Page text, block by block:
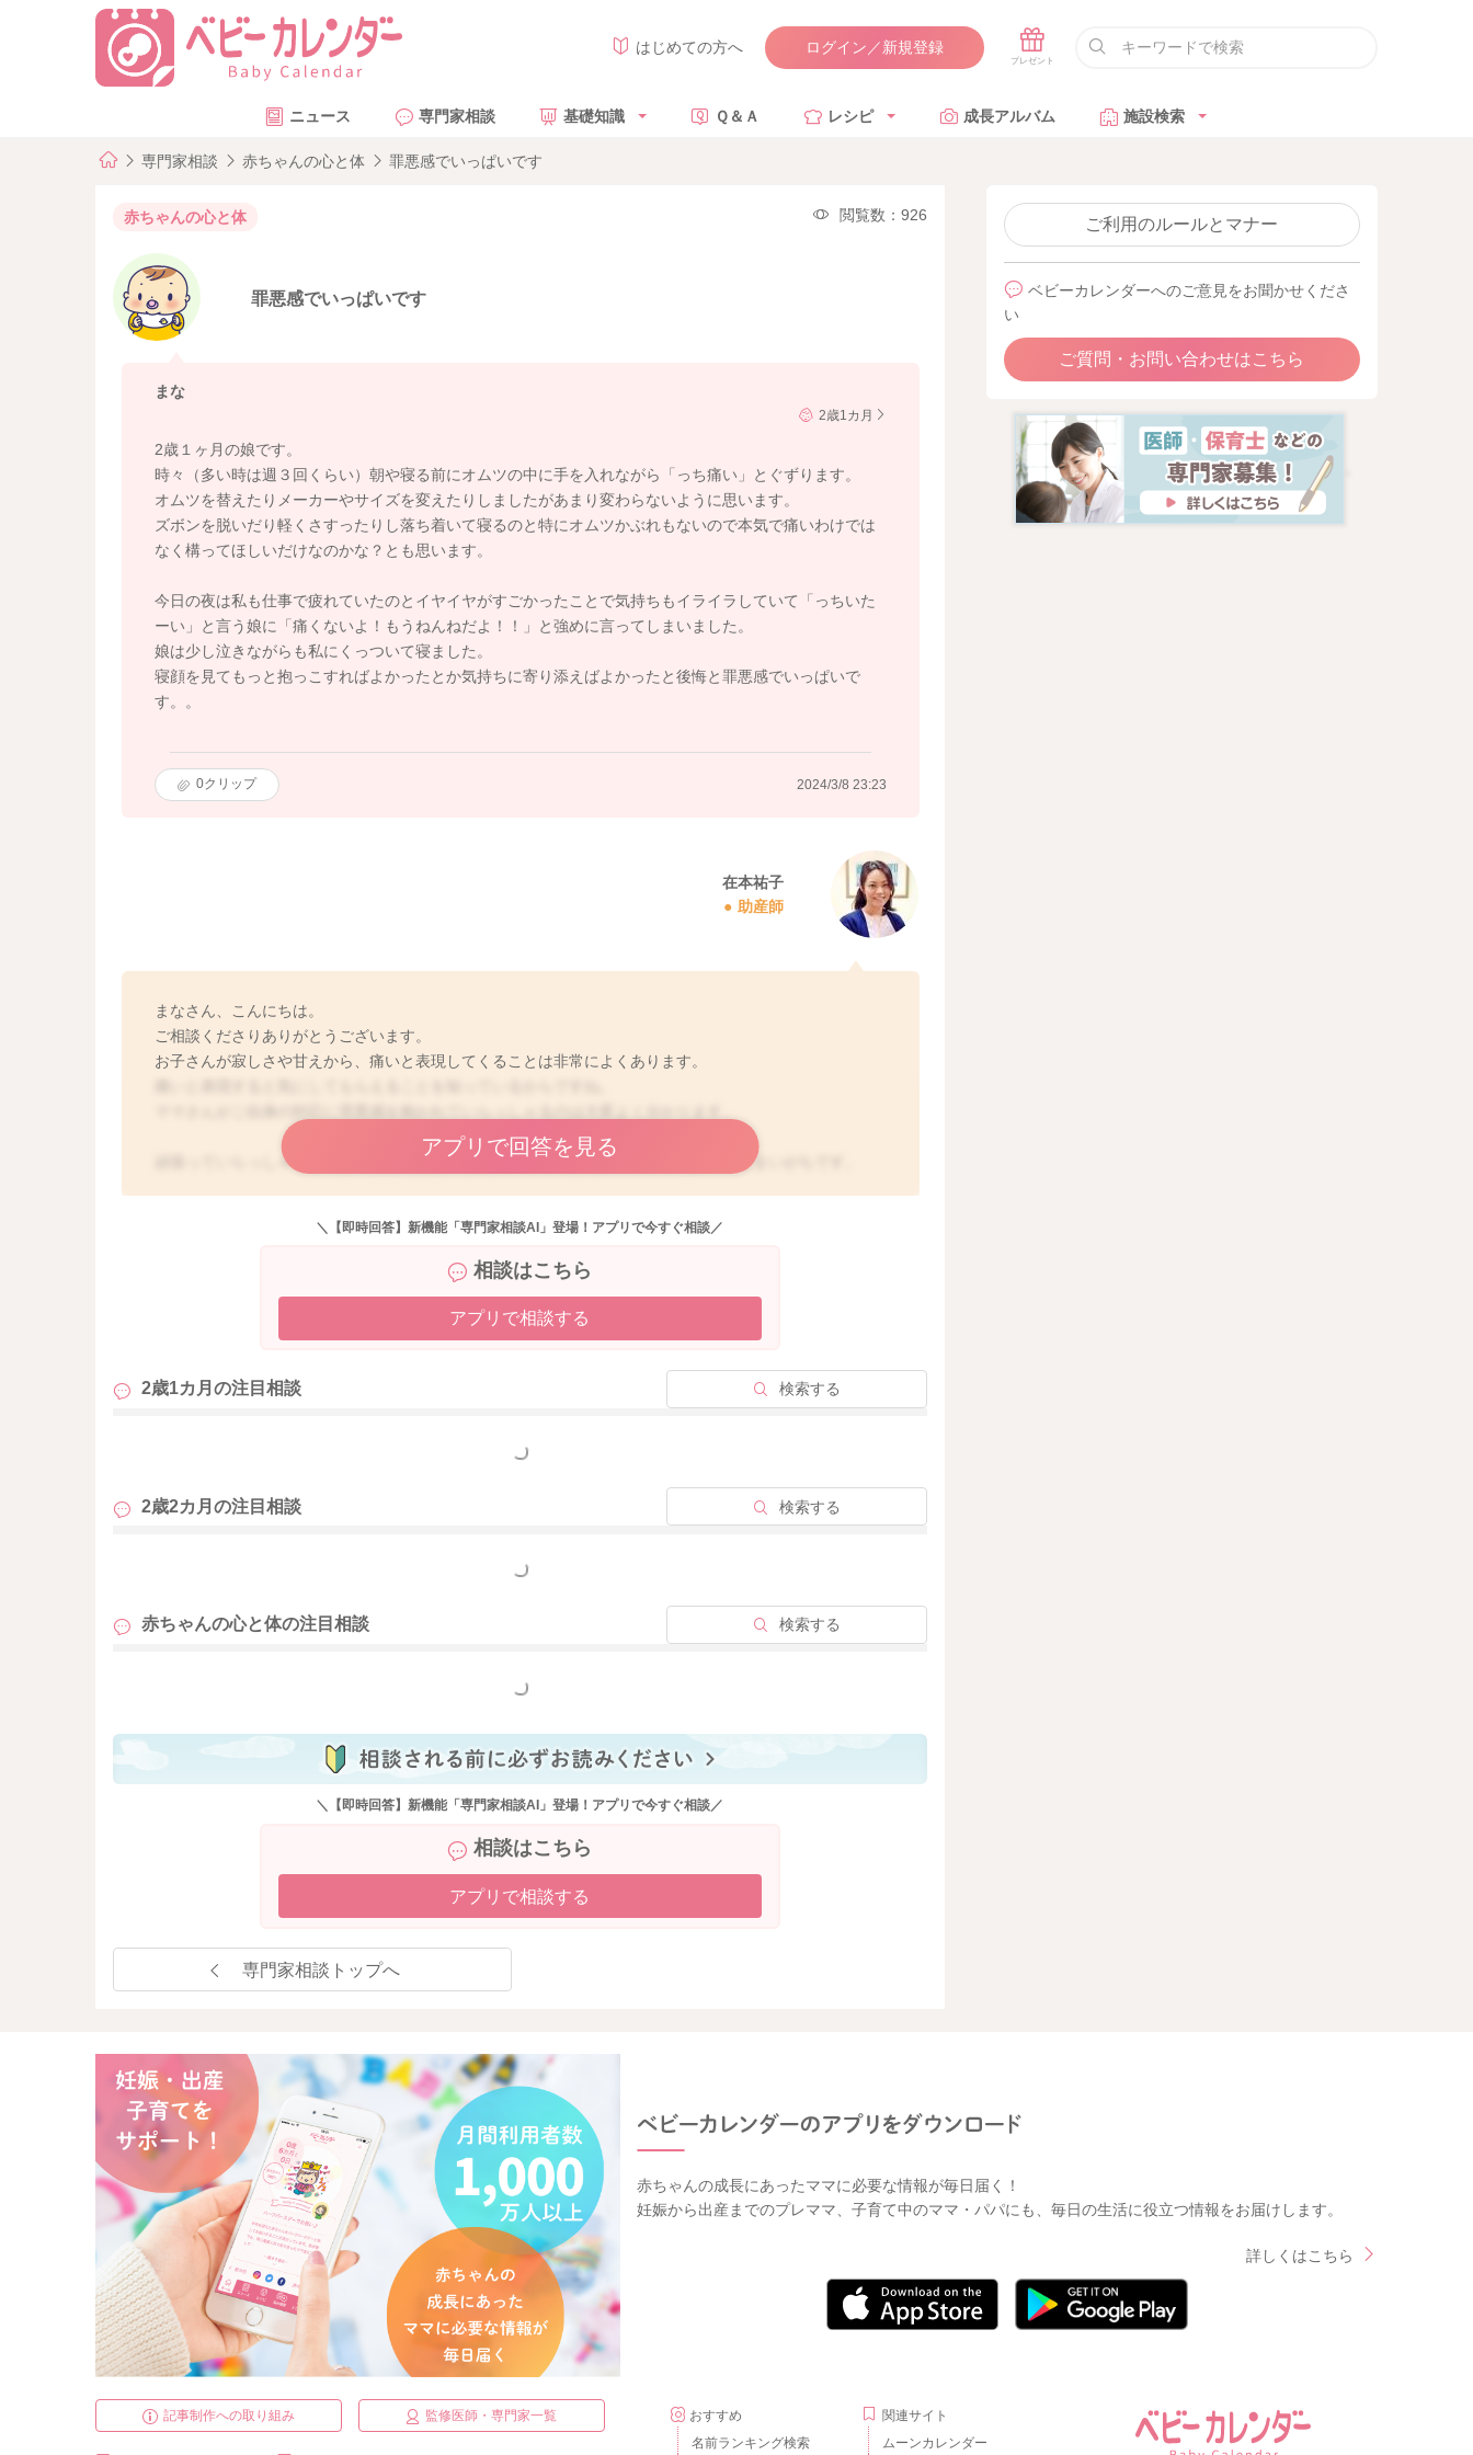
はじめての方へ ログイン／新規登録
ニュース 専門家相談 基礎知識 Ｑ＆Ａ レシピ 成長アルバム 施設検索
専門家相談 赤ちゃんの心と体 罪悪感でいっぱいです
赤ちゃんの心と体 閲覧数：926
罪悪感でいっぱいです
まな
2歳1カ月
2歳１ヶ月の娘です。
時々（多い時は週３回くらい）朝や寝る前にオムツの中に手を入れながら「っち痛い」とぐずります。
オムツを替えたりメーカーやサイズを変えたりしましたがあまり変わらないように思います。
ズボンを脱いだり軽くさすったりし落ち着いて寝るのと特にオムツかぶれもないので本気で痛いわけでは
なく構ってほしいだけなのかな？とも思います。
今日の夜は私も仕事で疲れていたのとイヤイヤがすごかったことで気持ちもイライラしていて「っちいた
ーい」と言う娘に「痛くないよ！もうねんねだよ！！」と強めに言ってしまいました。
娘は少し泣きながらも私にくっついて寝ました。
寝顔を見てもっと抱っこすればよかったとか気持ちに寄り添えばよかったと後悔と罪悪感でいっぱいで
す。。
0クリップ 2024/3/8 23:23
在本祐子
助産師
まなさん、こんにちは。
ご相談くださりありがとうございます。
お子さんが寂しさや甘えから、痛いと表現してくることは非常によくあります。
頑張っていらっしゃる方であればあるほど、育児にイライラしたり、ご自身を責めてしまいがちです。
けば開くほど、イライラしてしまいますよね。
これはママさんに限った事ではありませんよ。皆さん多かれ少なかれイライラしていると思います。
母親だって人間ですから、自分の気持ちをコントロールするのが難しい時や著しくネガティブな感情を抱
く事があり自然です。
とは言え、痛い場合も本当にあるかも？と思います。
アプリで回答を見る
＼【即時回答】新機能「専門家相談AI」登場！アプリで今すぐ相談／
相談はこちら
アプリで相談する
2歳1カ月の注目相談 検索する
もっと見る
2歳2カ月の注目相談 検索する
もっと見る
赤ちゃんの心と体の注目相談 検索する
もっと見る
＼【即時回答】新機能「専門家相談AI」登場！アプリで今すぐ相談／
相談はこちら
アプリで相談する
専門家相談トップへ
ご利用のルールとマナー
ベビーカレンダーへのご意見をお聞かせくださ
い
ご質問・お問い合わせはこちら
赤ちゃんの成長にあったママに必要な情報が毎日届く！
妊娠から出産までのプレママ、子育て中のママ・パパにも、毎日の生活に役立つ情報をお届けします。
詳しくはこちら
記事制作への取り組み 監修医師・専門家一覧
おすすめ
名前ランキング検索
関連サイト
ムーンカレンダー